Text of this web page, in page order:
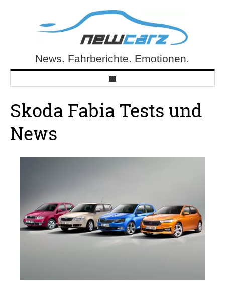
NewCarz.deNews. Fahrberichte. Emotionen.
Skoda Fabia Tests und
News